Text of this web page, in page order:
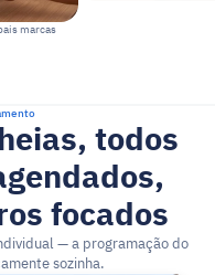
marcas
todos
focados
— a programação do
sozinha.